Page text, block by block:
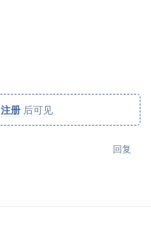
注册 后可见
回复